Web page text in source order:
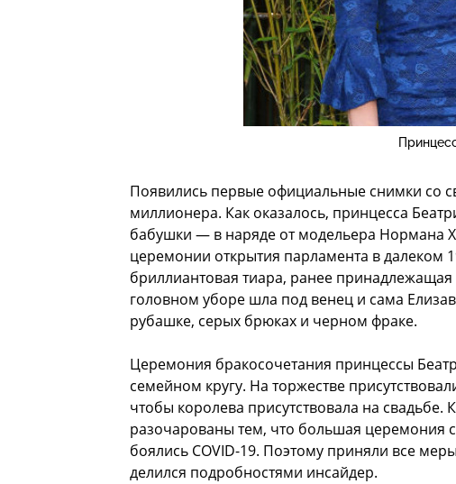
Появились первые официальные снимки со
миллионера. Как оказалось, принцесса
бабушки — в наряде от модельера Нормана
церемонии открытия парламента в далеком
бриллиантовая тиара, ранее
головном уборе шла под венец и сама
рубашке, серых брюках и черном фраке.
Церемония бракосочетания принцессы
семейном кругу. На торжестве
чтобы королева присутствовала на
разочарованы тем, что большая церемония
боялись COVID-19. Поэтому приняли все
делился подробностями инсайдер.